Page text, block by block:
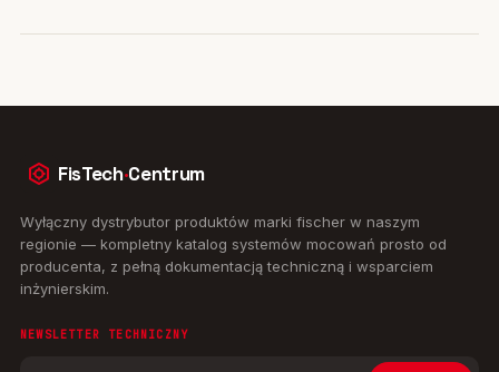
FisTech·Centrum
Wyłączny dystrybutor produktów marki fischer w naszym
regionie — kompletny katalog systemów mocowań prosto od
producenta, z pełną dokumentacją techniczną i wsparciem
inżynierskim.
NEWSLETTER TECHNICZNY